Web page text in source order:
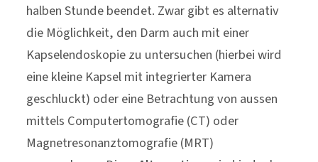
halben Stunde beendet. Zwar gibt es alternativ
die Möglichkeit, den Darm auch mit einer
Kapselendoskopie zu untersuchen (hierbei wird
eine kleine Kapsel mit integrierter Kamera
geschluckt) oder eine Betrachtung von aussen
mittels Computertomografie (CT) oder
Magnetresonanztomografie (MRT)